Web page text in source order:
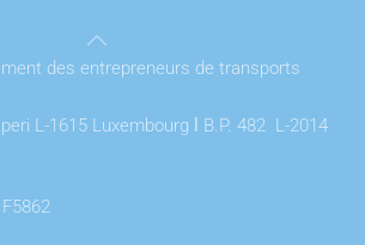
des entrepreneurs de transports
L-1615 Luxembourg
B.P. 482 L-2014